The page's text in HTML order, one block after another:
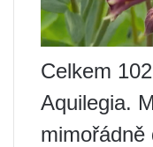
Celkem
Aquilegia.
mimořádně